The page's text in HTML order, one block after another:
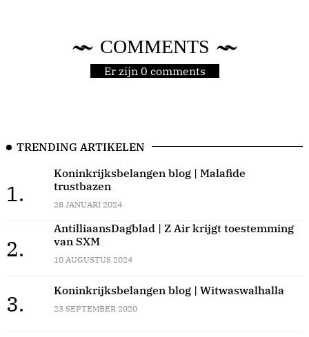
COMMENTS
Er zijn 0 comments
TRENDING ARTIKELEN
1.
Koninkrijksbelangen blog | Malafide
trustbazen
28 JANUARI 2024
2.
AntilliaansDagblad | Z Air krijgt toestemming
van SXM
10 AUGUSTUS 2024
3.
Koninkrijksbelangen blog | Witwaswalhalla
23 SEPTEMBER 2020